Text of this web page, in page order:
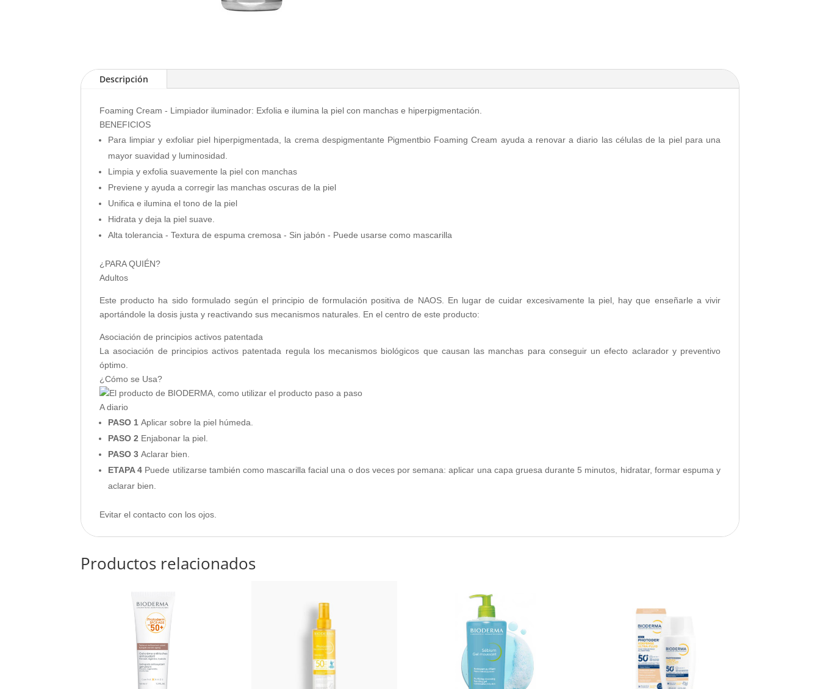
Descripción
Foaming Cream - Limpiador iluminador: Exfolia e ilumina la piel con manchas e hiperpigmentación.
BENEFICIOS
Para limpiar y exfoliar piel hiperpigmentada, la crema despigmentante Pigmentbio Foaming Cream ayuda a renovar a diario las células de la piel para una
mayor suavidad y luminosidad.
Limpia y exfolia suavemente la piel con manchas
Previene y ayuda a corregir las manchas oscuras de la piel
Unifica e ilumina el tono de la piel
Hidrata y deja la piel suave.
Alta tolerancia - Textura de espuma cremosa - Sin jabón - Puede usarse como mascarilla
¿PARA QUIÉN?
Adultos
Este producto ha sido formulado según el principio de formulación positiva de NAOS. En lugar de cuidar excesivamente la piel, hay que enseñarle a vivir
aportándole la dosis justa y reactivando sus mecanismos naturales. En el centro de este producto:
Asociación de principios activos patentada
La asociación de principios activos patentada regula los mecanismos biológicos que causan las manchas para conseguir un efecto aclarador y preventivo
óptimo.
¿Cómo se Usa?
A diario
PASO 1 Aplicar sobre la piel húmeda.
PASO 2 Enjabonar la piel.
PASO 3 Aclarar bien.
ETAPA 4 Puede utilizarse también como mascarilla facial una o dos veces por semana: aplicar una capa gruesa durante 5 minutos, hidratar, formar espuma y
aclarar bien.
Evitar el contacto con los ojos.
Productos relacionados